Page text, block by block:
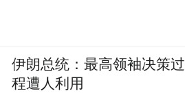
伊朗总统：最高领袖决策过
程遭人利用